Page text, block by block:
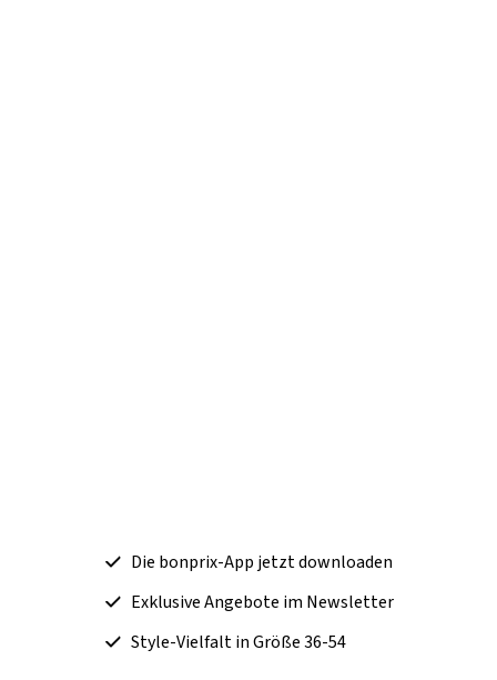
Die bonprix-App jetzt downloaden
Exklusive Angebote im Newsletter
Style-Vielfalt in Größe 36-54